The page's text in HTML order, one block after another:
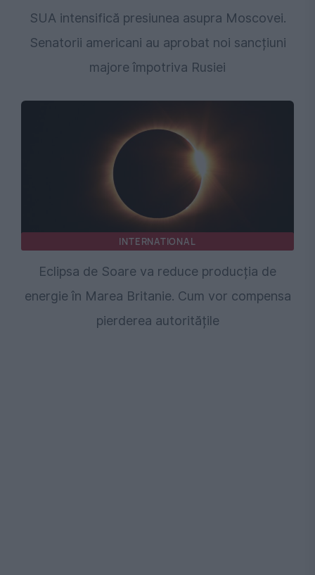
SUA intensifică presiunea asupra Moscovei.
Senatorii americani au aprobat noi sancțiuni
majore împotriva Rusiei
INTERNATIONAL
Eclipsa de Soare va reduce producția de
energie în Marea Britanie. Cum vor compensa
pierderea autoritățile